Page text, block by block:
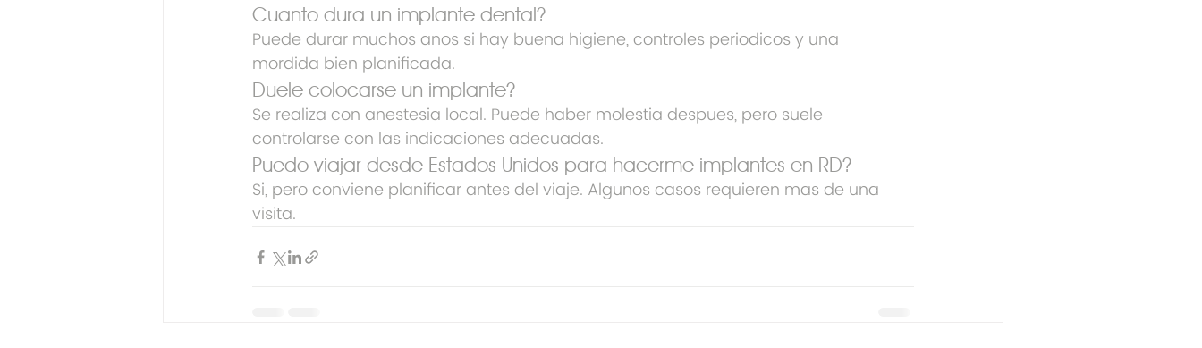
Cuanto dura un implante dental?
Puede durar muchos anos si hay buena higiene, controles periodicos y una
mordida bien planificada.
Duele colocarse un implante?
Se realiza con anestesia local. Puede haber molestia despues, pero suele
controlarse con las indicaciones adecuadas.
Puedo viajar desde Estados Unidos para hacerme implantes en RD?
Si, pero conviene planificar antes del viaje. Algunos casos requieren mas de una
visita.